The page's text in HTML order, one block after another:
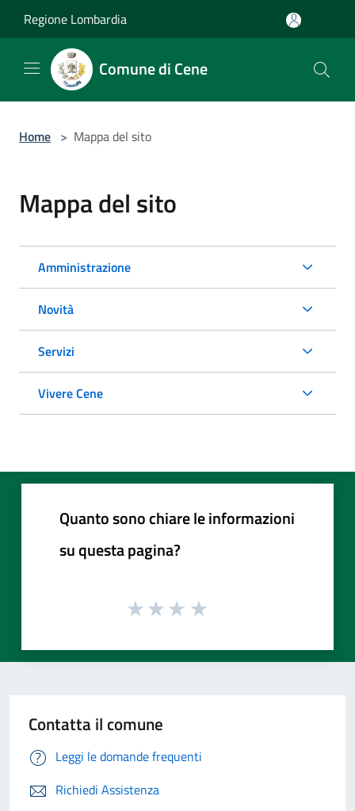
Regione Lombardia
Comune di Cene
Home > Mappa del sito
Mappa del sito
Amministrazione
Novità
Servizi
Vivere Cene
Quanto sono chiare le informazioni
su questa pagina?
Contatta il comune
Leggi le domande frequenti
Richiedi Assistenza